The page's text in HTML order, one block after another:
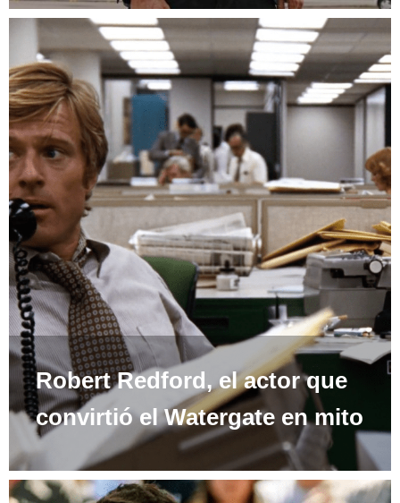
Robert Redford, el actor que
convirtió el Watergate en mito